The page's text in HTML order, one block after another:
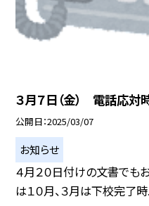
３月７日（金） 電話応対
公開日 2025/03/07
お知らせ
４月２０日付けの文書でも
は１０月、３月は下校完了